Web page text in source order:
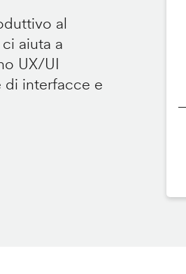
al
aiuta a
UX/UI
di interfacce e